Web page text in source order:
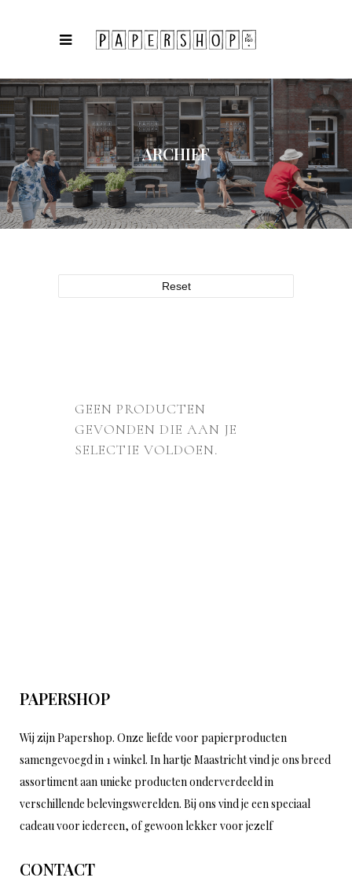
ARCHIEF
Reset
GEEN PRODUCTEN
GEVONDEN DIE AAN JE
SELECTIE VOLDOEN.
PAPERSHOP
Wij zijn Papershop. Onze liefde voor papierproducten
samengevoegd in 1 winkel. In hartje Maastricht vind je ons breed
assortiment aan unieke producten onderverdeeld in
verschillende belevingswerelden. Bij ons vind je een speciaal
cadeau voor iedereen, of gewoon lekker voor jezelf
CONTACT